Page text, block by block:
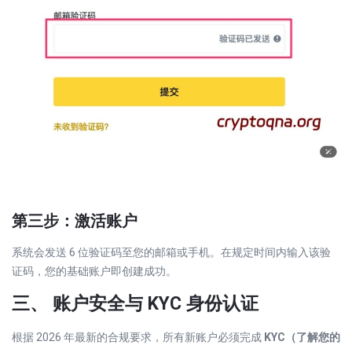
第三步：激活账户
系统会发送 6 位验证码至您的邮箱或手机。在规定时间内输入该验
证码，您的基础账户即创建成功。
三、 账户安全与 KYC 身份认证
根据 2026 年最新的合规要求，所有新账户必须完成 KYC（了解您的